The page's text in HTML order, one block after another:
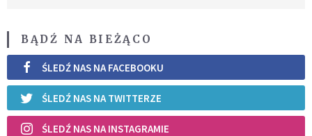
BĄDŹ NA BIEŻĄCO
ŚLEDŹ NAS NA FACEBOOKU
ŚLEDŹ NAS NA TWITTERZE
ŚLEDŹ NAS NA INSTAGRAMIE